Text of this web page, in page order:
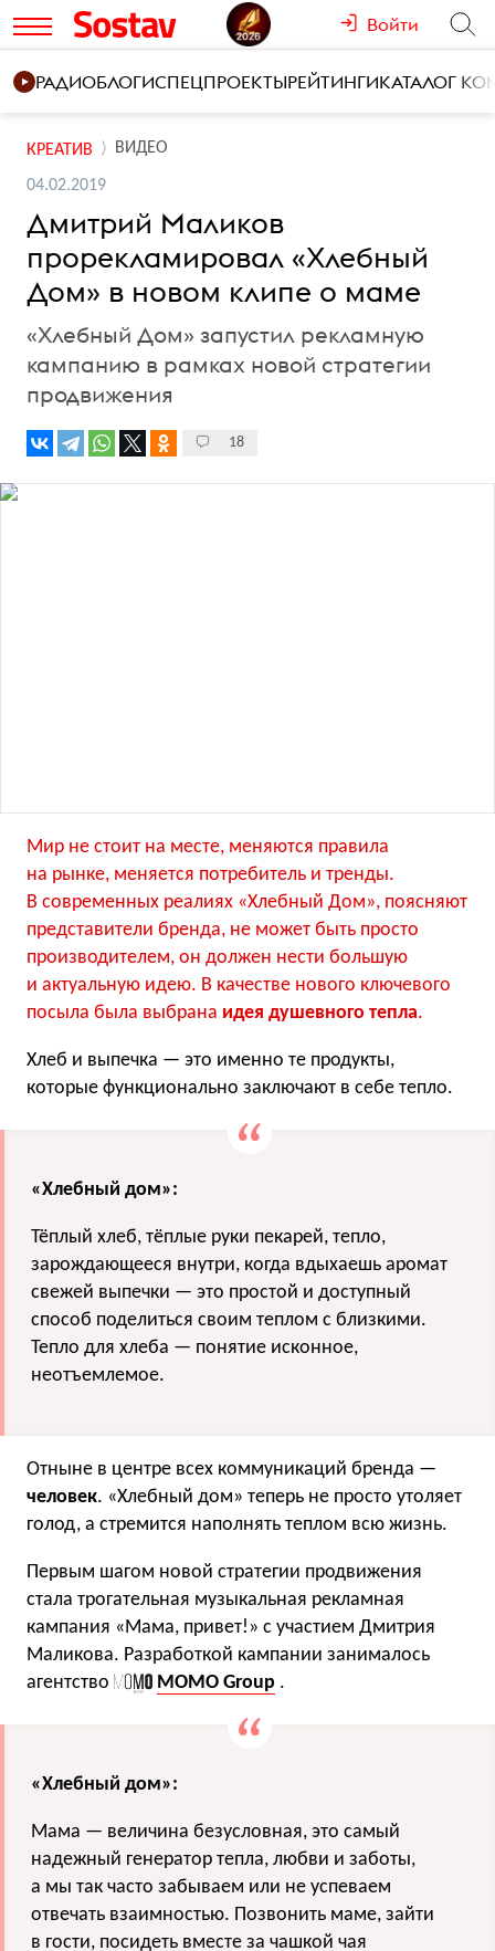
Войти
РАДИОБЛОГИСПЕЦПРОЕКТЫРЕЙТИНГИКАТАЛОГ
КРЕАТИВ ВИДЕО
04.02.2019
Дмитрий Маликов
прорекламировал «Хлебный
Дом» в новом клипе о маме
«Хлебный Дом» запустил рекламную
кампанию в рамках новой стратегии
продвижения
18
Мир не стоит на месте, меняются правила
на рынке, меняется потребитель и тренды.
В современных реалиях «Хлебный Дом», поясняют
представители бренда, не может быть просто
производителем, он должен нести большую
и актуальную идею. В качестве нового ключевого
посыла была выбрана идея душевного тепла.
Хлеб и выпечка — это именно те продукты,
которые функционально заключают в себе тепло.
«Хлебный дом»:
Тёплый хлеб, тёплые руки пекарей, тепло,
зарождающееся внутри, когда вдыхаешь аромат
свежей выпечки — это простой и доступный
способ поделиться своим теплом с близкими.
Тепло для хлеба — понятие исконное,
неотъемлемое.
Отныне в центре всех коммуникаций бренда —
человек. «Хлебный дом» теперь не просто утоляет
голод, а стремится наполнять теплом всю жизнь.
Первым шагом новой стратегии продвижения
стала трогательная музыкальная рекламная
кампания «Мама, привет!» с участием Дмитрия
Маликова. Разработкой кампании занималось
агентство
MOMO Group .
«Хлебный дом»:
Мама — величина безусловная, это самый
надежный генератор тепла, любви и заботы,
а мы так часто забываем или не успеваем
отвечать взаимностью. Позвонить маме, зайти
в гости, посидеть вместе за чашкой чая